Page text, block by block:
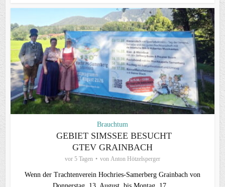
Brauchtum
GEBIET SIMSSEE BESUCHT
GTEV GRAINBACH
vor 5 Tagen von Anton Hötzelsperger
Wenn der Trachtenverein Hochries-Samerberg Grainbach von